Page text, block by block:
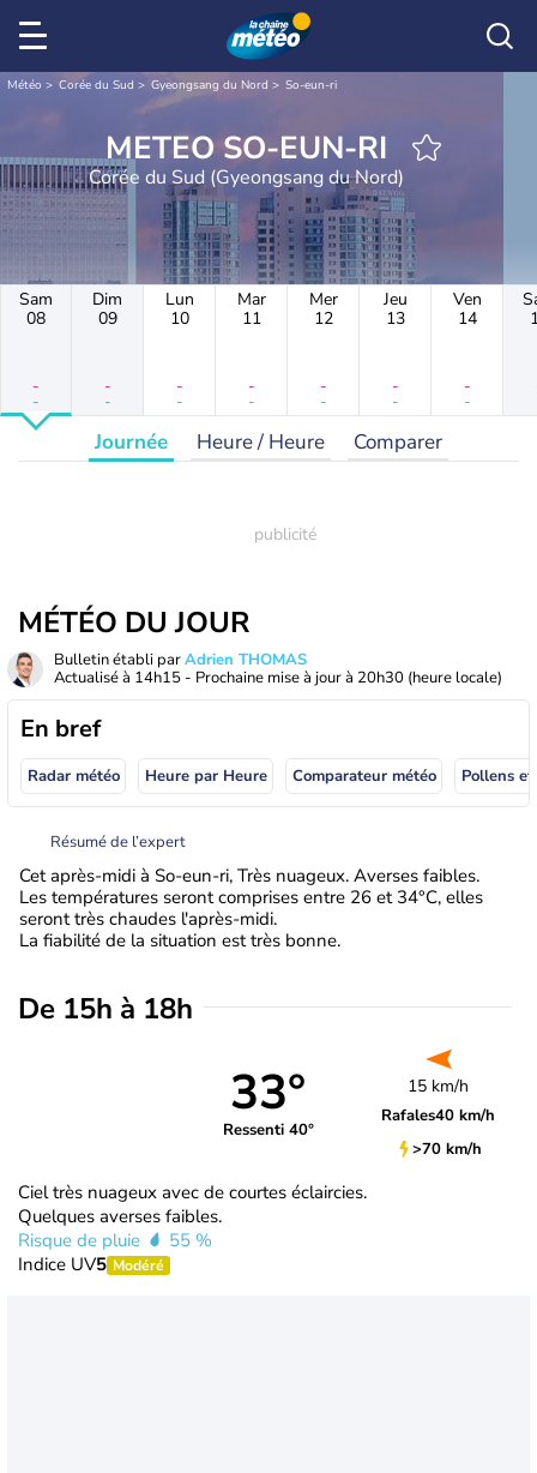
Météo Corée du Sud Gyeongsang du Nord So-eun-ri
METEO SO-EUN-RI
Corée du Sud (Gyeongsang du Nord)
Sam
08
-
-
Dim
09
-
-
Lun
10
-
-
Mar
11
-
-
Mer
12
-
-
Jeu
13
-
-
Ven
14
-
-
Journée Heure / Heure Comparer
MÉTÉO DU JOUR
Bulletin établi parAdrien THOMAS
Actualisé à 14h15 - Prochaine mise à jour à 20h30 (heure locale)
En bref
Radar météo Heure par Heure Comparateur météo Pollens
Résumé de l’expert
Cet après-midi à So-eun-ri, Très nuageux. Averses faibles.
Les températures seront comprises entre 26 et 34°C, elles
seront très chaudes l'après-midi.
La fiabilité de la situation est très bonne.
De 15h à 18h
33°
Ressenti 40°
15 km/h
Rafales40 km/h
>70 km/h
Ciel très nuageux avec de courtes éclaircies.
Quelques averses faibles.
Risque de pluie
55 %
Indice UV5 Modéré